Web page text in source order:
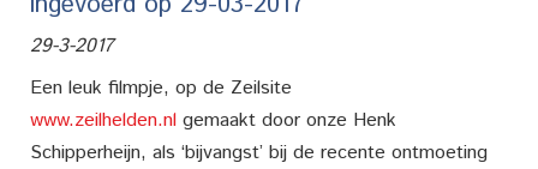
29-3-2017
Een leuk filmpje, op de Zeilsite
www.zeilhelden.nl gemaakt door onze Henk
Schipperheijn, als ‘bijvangst’ bij de recente ontmoeting